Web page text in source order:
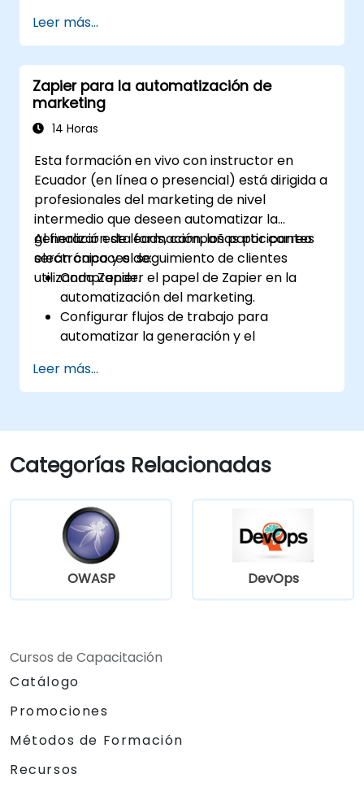
automatización.
Optimizar los flujos de trabajo de
marketing y ventas.
Leer más...
Zapier para la automatización de
marketing
14 Horas
Esta formación en vivo con instructor en
Ecuador (en línea o presencial) está dirigida a
profesionales del marketing de nivel
intermedio que deseen automatizar la
generación de leads, campañas por correo
electrónico y el seguimiento de clientes
utilizando Zapier.
Al finalizar esta formación, los participantes
serán capaces de:
Comprender el papel de Zapier en la
automatización del marketing.
Configurar flujos de trabajo para
automatizar la generación y el
Integrar herramientas de marketing,
como CRM, plataformas de correo
Optimizar y resolver incidencias en los
flujos de trabajo de automatización para
lograr la máxima eficiencia.
Leer más...
Categorías Relacionadas
OWASP DevOps
Cursos de Capacitación
Catálogo
Promociones
Métodos de Formación
Recursos